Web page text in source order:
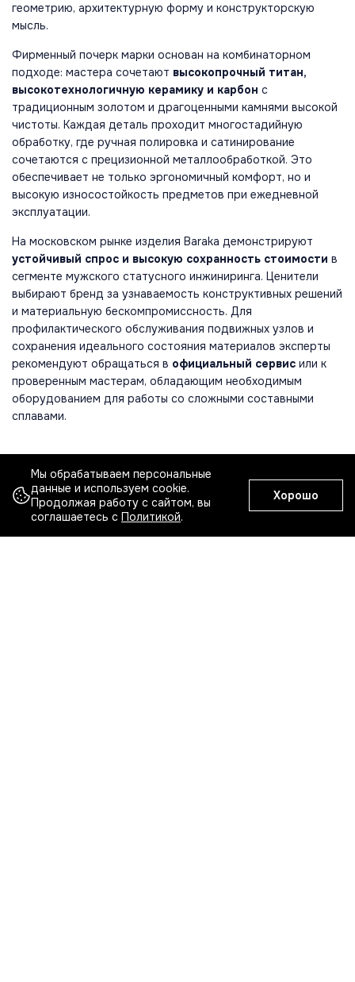
геометрию, архитектурную форму и конструкторскую
мысль.
Фирменный почерк марки основан на комбинаторном
подходе: мастера сочетают высокопрочный титан,
высокотехнологичную керамику и карбон с
традиционным золотом и драгоценными камнями высокой
чистоты. Каждая деталь проходит многостадийную
обработку, где ручная полировка и сатинирование
сочетаются с прецизионной металлообработкой. Это
обеспечивает не только эргономичный комфорт, но и
высокую износостойкость предметов при ежедневной
эксплуатации.
На московском рынке изделия Baraka демонстрируют
устойчивый спрос и высокую сохранность стоимости в
сегменте мужского статусного инжиниринга. Ценители
выбирают бренд за узнаваемость конструктивных решений
и материальную бескомпромиссность. Для
профилактического обслуживания подвижных узлов и
сохранения идеального состояния материалов эксперты
рекомендуют обращаться в официальный сервис или к
проверенным мастерам, обладающим необходимым
оборудованием для работы со сложными составными
сплавами.
БРЕНДЫ НАРУЧНЫХ ЧАСОВ В ПРОДАЖЕ
Все бренды A B C
Мы обрабатываем персональные
данные и используем cookie.
Продолжая работу с сайтом, вы
соглашаетесь с Политикой.
Хорошо